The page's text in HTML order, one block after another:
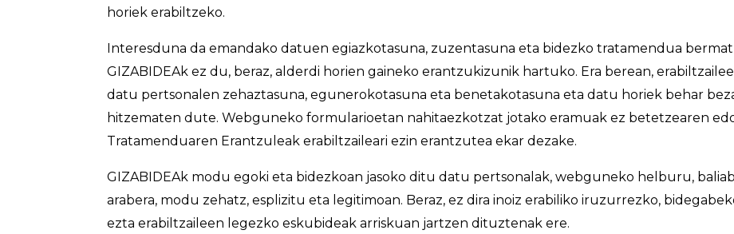
horiek erabiltzeko.
Interesduna da emandako datuen egiazkotasuna, zuzentasuna eta bidezko tratamendua
GIZABIDEAk ez du, beraz, alderdi horien gaineko erantzukizunik hartuko. Era berean,
datu pertsonalen zehaztasuna, egunerokotasuna eta benetakotasuna eta datu horiek behar
hitzematen dute. Webguneko formularioetan nahitaezkotzat jotako eramuak ez betetzearen
Tratamenduaren Erantzuleak erabiltzaileari ezin erantzutea ekar dezake.
GIZABIDEAk modu egoki eta bidezkoan jasoko ditu datu pertsonalak, webguneko helburu,
arabera, modu zehatz, esplizitu eta legitimoan. Beraz, ez dira inoiz erabiliko iruzurrezko,
ezta erabiltzaileen legezko eskubideak arriskuan jartzen dituztenak ere.